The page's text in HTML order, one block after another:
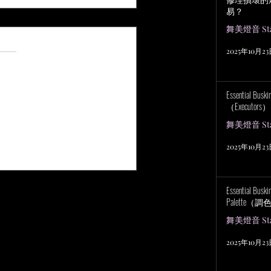
顆星）。
易？
舞美燈音
2025年10月23
Essential
（Executors）
舞美燈音
2025年10月23
Essential
Palette（調
舞美燈音
2025年10月23